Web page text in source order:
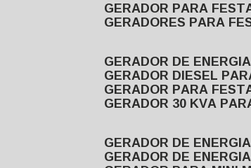
GERADOR PARA
GERADORES PARA
GERADOR DE
GERADOR DIESEL
GERADOR PARA
GERADOR 30 KVA
GERADOR DE
GERADOR DE